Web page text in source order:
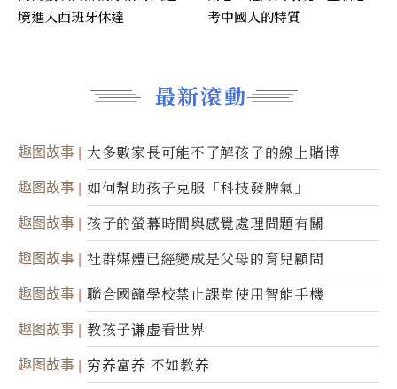
最新滾動
趣图故事 大多數家長可能不了解孩子的線上賭博
趣图故事 如何幫助孩子克服「科技發脾氣」
趣图故事 孩子的螢幕時間與感覺處理問題有關
趣图故事 社群媒體已經變成是父母的育兒顧問
趣图故事 聯合國籲學校禁止課堂使用智能手機
趣图故事 教孩子谦虚看世界
趣图故事 穷养富养 不如教养
境進入西班牙休達
考中國人的特質